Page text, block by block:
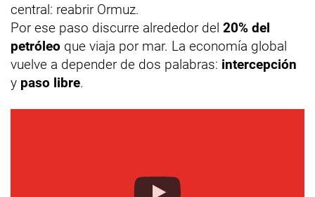
central: reabrir Ormuz.
Por ese paso discurre alrededor del 20% del
petróleo que viaja por mar. La economía global
vuelve a depender de dos palabras: intercepción
y paso libre.